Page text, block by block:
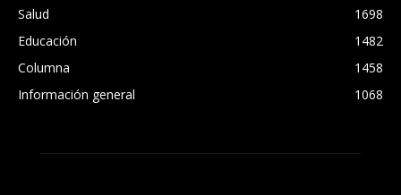
Salud
1698
Educación
1482
Columna
1458
Información general
1068